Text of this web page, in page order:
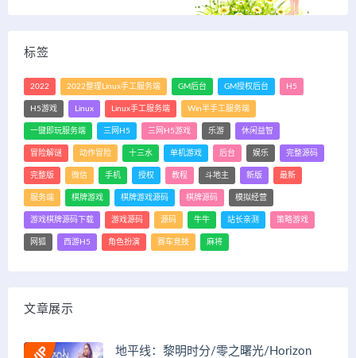
标签
2022 2022整理Linux手工服务端 GM后台 GM授权后台 H5
H5游戏 Linux Linux手工服务端 Win半手工服务端
一键即玩服务端 三网H5 三网H5游戏 乐游 休闲益智
冒险解谜 动作冒险 十三水 单机游戏 后台 娱乐 完整源码
完整版 微信 手机 授权 教程 斗地主 新版 最新
服务端 棋牌游戏 棋牌游戏源码 棋牌源码 模拟经营
游戏棋牌源码下载 游戏源码 源码 牛牛 站长亲测 策略游戏
网狐 西游H5 角色扮演 赛车竞技 麻将
文章展示
地平线：黎明时分/零之曙光/Horizon